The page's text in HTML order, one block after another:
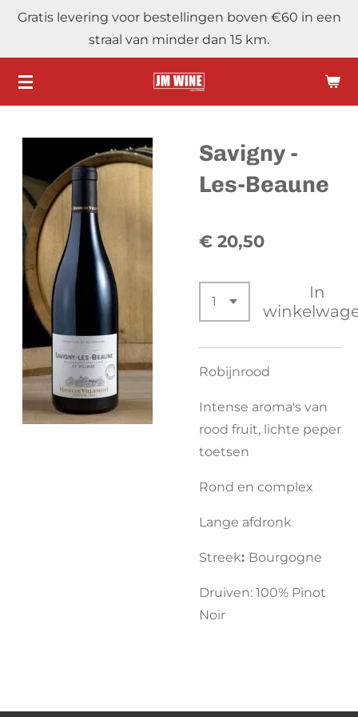
Ga
de
hoofdinhoud
Gratis levering voor bestellingen boven €60 in een
straal van minder dan 15 km.
Savigny -
Les-Beaune
€ 20,50
In
Robijnrood
Intense aroma's van
rood fruit, lichte peper
toetsen
Rond en complex
Lange afdronk
Streek: Bourgogne
Druiven: 100% Pinot
Noir